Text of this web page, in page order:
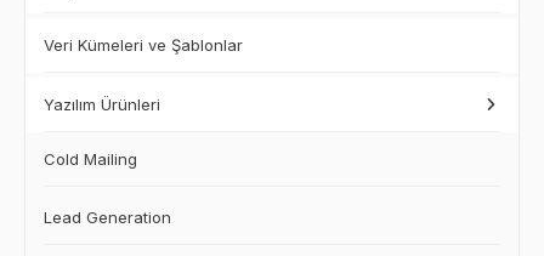
Veri Kümeleri ve Şablonlar
Yazılım Ürünleri
Cold Mailing
Lead Generation